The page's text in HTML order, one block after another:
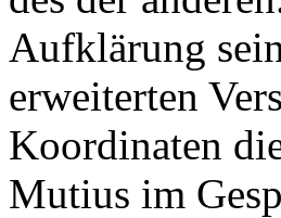
Aufklärung
erweiterten
Koordinaten
Mutius im